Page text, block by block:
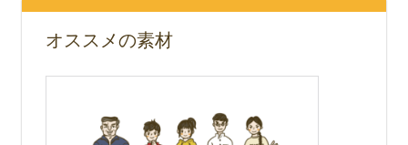
オススメの素材